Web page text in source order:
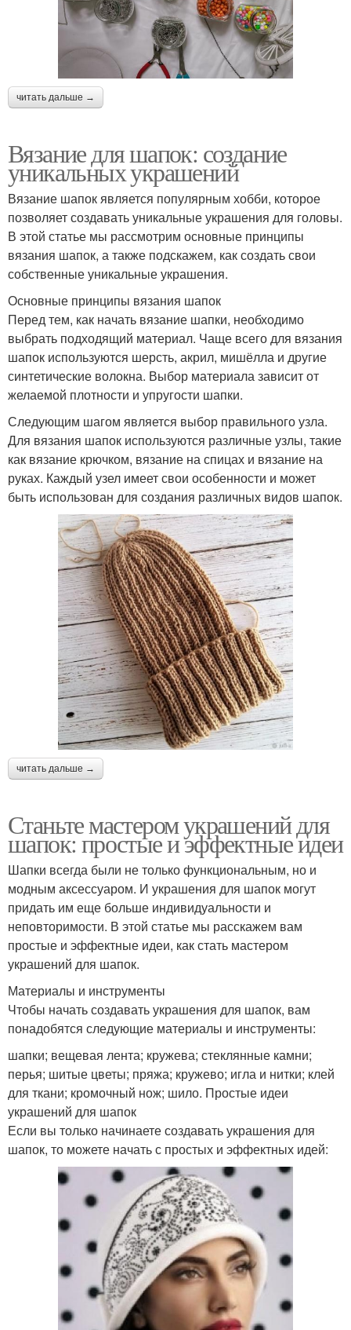
читать дальше →
Вязание для шапок: создание
уникальных украшений
Вязание шапок является популярным хобби, которое
позволяет создавать уникальные украшения для головы.
В этой статье мы рассмотрим основные принципы
вязания шапок, а также подскажем, как создать свои
собственные уникальные украшения.
Основные принципы вязания шапок
Перед тем, как начать вязание шапки, необходимо
выбрать подходящий материал. Чаще всего для вязания
шапок используются шерсть, акрил, мишёлла и другие
синтетические волокна. Выбор материала зависит от
желаемой плотности и упругости шапки.
Следующим шагом является выбор правильного узла.
Для вязания шапок используются различные узлы, такие
как вязание крючком, вязание на спицах и вязание на
руках. Каждый узел имеет свои особенности и может
быть использован для создания различных видов шапок.
читать дальше →
Станьте мастером украшений для
шапок: простые и эффектные идеи
Шапки всегда были не только функциональным, но и
модным аксессуаром. И украшения для шапок могут
придать им еще больше индивидуальности и
неповторимости. В этой статье мы расскажем вам
простые и эффектные идеи, как стать мастером
украшений для шапок.
Материалы и инструменты
Чтобы начать создавать украшения для шапок, вам
понадобятся следующие материалы и инструменты:
шапки; вещевая лента; кружева; стеклянные камни;
перья; шитые цветы; пряжа; кружево; игла и нитки; клей
для ткани; кромочный нож; шило. Простые идеи
украшений для шапок
Если вы только начинаете создавать украшения для
шапок, то можете начать с простых и эффектных идей: